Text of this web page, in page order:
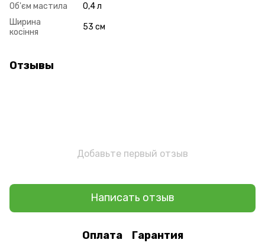
Об'єм мастила
0,4 л
Ширина
косіння
53 см
Отзывы
Добавьте первый отзыв
Написать отзыв
Оплата Гарантия